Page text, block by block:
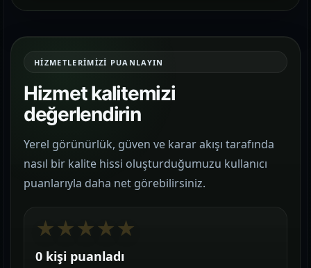
HIZMETLERIMIZI PUANLAYIN
Hizmet kalitemizi
değerlendirin
Yerel görünürlük, güven ve karar akışı tarafında
nasıl bir kalite hissi oluşturduğumuzu kullanıcı
puanlarıyla daha net görebilirsiniz.
★★★★★
0 kişi puanladı